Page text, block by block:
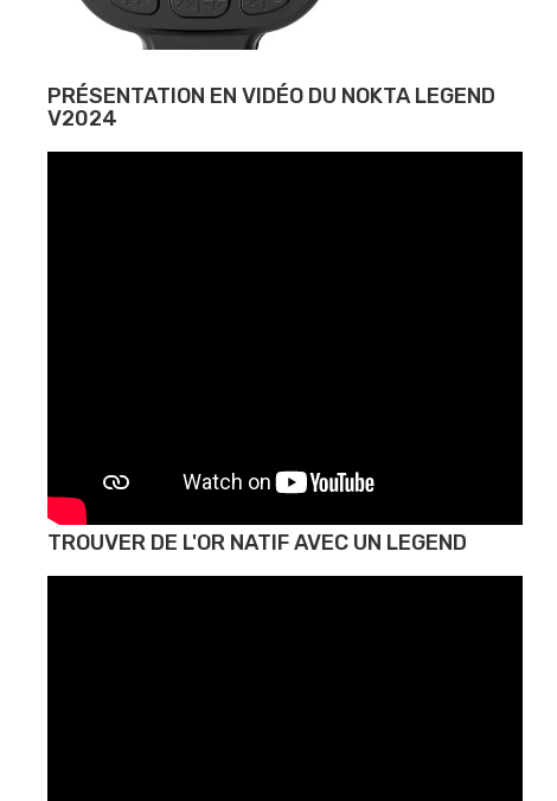
PRÉSENTATION EN VIDÉO DU NOKTA LEGEND
V2024
TROUVER DE L'OR NATIF AVEC UN LEGEND